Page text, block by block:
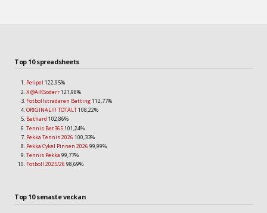
Top 10 spreadsheets
Pelipel 122,95%
X @AIKSoderr121,98%
Fotbollstradaren Betting112,77%
ORIGINAL!!! TOTALT108,22%
Bethard 102,86%
Tennis Bet365101,24%
Pekka Tennis 2026 100,33%
Pekka Cykel Pinnen 2026 99,99%
Tennis Pekka 99,77%
Fotboll 2025/26 98,69%
Top 10 senaste veckan